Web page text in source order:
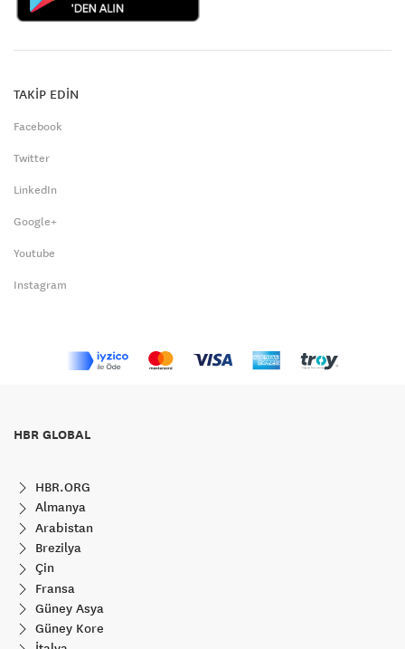
TAKİP EDİN
Facebook
Twitter
LinkedIn
Google+
Youtube
Instagram
HBR GLOBAL
HBR.ORG
Almanya
Arabistan
Brezilya
Çin
Fransa
Güney Asya
Güney Kore